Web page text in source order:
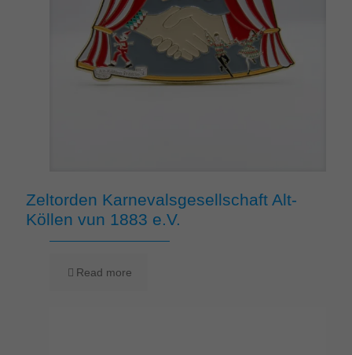
Zeltorden Karnevalsgesellschaft Alt-
Köllen vun 1883 e.V.
Read more